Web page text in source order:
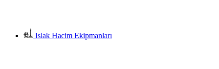
Islak Hacim Ekipmanları